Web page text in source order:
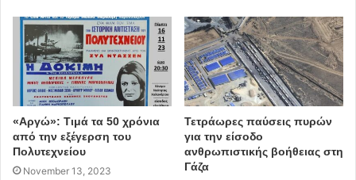
Τιμά το έργο του
«Αργώ»: Τιμά τα 50 χρόνια
από την εξέγερση του
Πολυτεχνείου
November 13, 2023
Τετράωρες παύσεις πυρών
για την είσοδο
ανθρωπιστικής βοήθειας στη
Γάζα